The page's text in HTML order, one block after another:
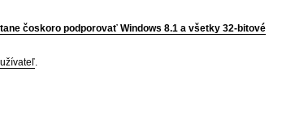
čoskoro podporovať Windows 8.1 a všetky 32-bitové
.